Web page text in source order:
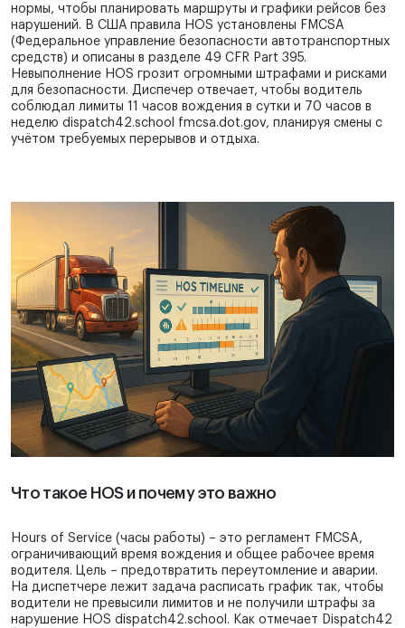
нормы, чтобы планировать маршруты и графики рейсов без
нарушений. В США правила HOS установлены FMCSA
(Федеральное управление безопасности автотранспортных
средств) и описаны в разделе 49 CFR Part 395.
Невыполнение HOS грозит огромными штрафами и рисками
для безопасности. Диспечер отвечает, чтобы водитель
соблюдал лимиты 11 часов вождения в сутки и 70 часов в
неделю dispatch42.school fmcsa.dot.gov, планируя смены с
учётом требуемых перерывов и отдыха.
Что такое HOS и почему это важно
Hours of Service (часы работы) – это регламент FMCSA,
ограничивающий время вождения и общее рабочее время
водителя. Цель – предотвратить переутомление и аварии.
На диспетчере лежит задача расписать график так, чтобы
водители не превысили лимитов и не получили штрафы за
нарушение HOS dispatch42.school. Как отмечает Dispatch42